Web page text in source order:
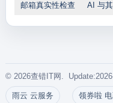
邮箱真实性检查 AI 与
© 2026查错IT网.
雨云 云服务 领券啦